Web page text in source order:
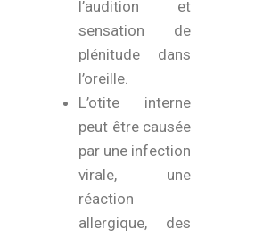
l’audition et
sensation de
plénitude dans
l’oreille.
L’otite interne
peut être causée
par une infection
virale, une
réaction
allergique, des